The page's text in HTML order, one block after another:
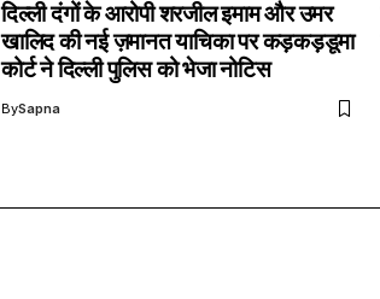
दिल्ली दंगों के आरोपी शरजील इमाम और उमर
खालिद की नई ज़मानत याचिका पर कड़कड़डूमा
कोर्ट ने दिल्ली पुलिस को भेजा नोटिस
BySapna